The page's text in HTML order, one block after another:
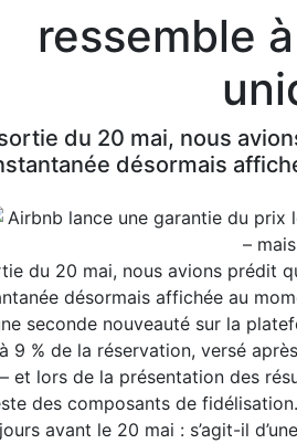
ressemble
du 20 mai, nous
désormais
du 20 mai, nous avions prédit
désormais affichée au
seconde nouveauté sur la
9 % de la réservation, versé
lors de la présentation des
des composants de
avant le 20 mai : s’agit-il